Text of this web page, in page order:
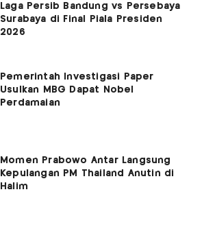
Laga Persib Bandung vs Persebaya
Surabaya di Final Piala Presiden
2026
Pemerintah Investigasi Paper
Usulkan MBG Dapat Nobel
Perdamaian
Momen Prabowo Antar Langsung
Kepulangan PM Thailand Anutin di
Halim